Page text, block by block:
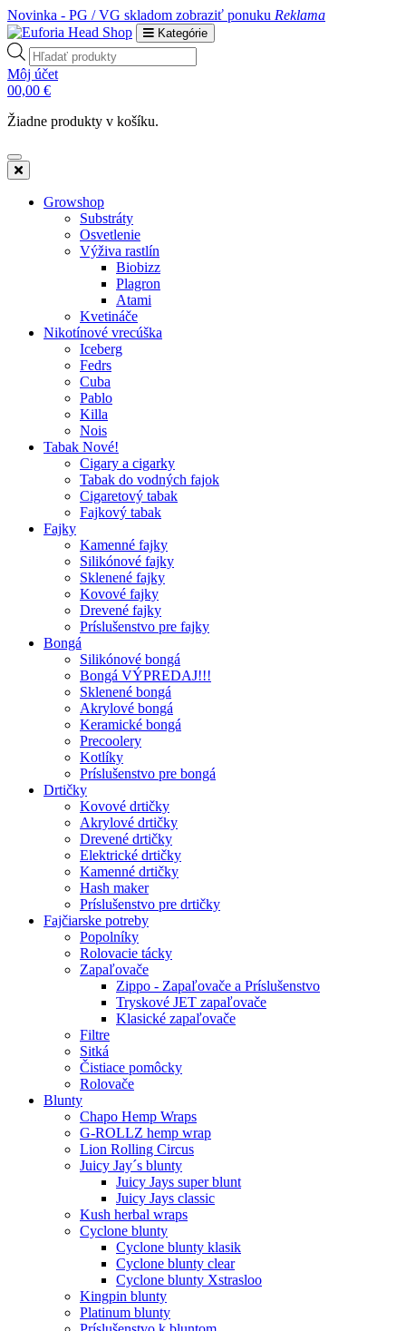
Novinka - PG / VG skladom zobraziť ponuku Reklama
Kategórie
Products
search
Môj účet
00,00 €
Žiadne produkty v košíku.
Growshop
Substráty
Osvetlenie
Výživa rastlín
Biobizz
Plagron
Atami
Kvetináče
Nikotínové vrecúška
Iceberg
Fedrs
Cuba
Pablo
Killa
Nois
Tabak Nové!
Cigary a cigarky
Tabak do vodných fajok
Cigaretový tabak
Fajkový tabak
Fajky
Kamenné fajky
Silikónové fajky
Sklenené fajky
Kovové fajky
Drevené fajky
Príslušenstvo pre fajky
Bongá
Silikónové bongá
Bongá VÝPREDAJ!!!
Sklenené bongá
Akrylové bongá
Keramické bongá
Precoolery
Kotlíky
Príslušenstvo pre bongá
Drtičky
Kovové drtičky
Akrylové drtičky
Drevené drtičky
Elektrické drtičky
Kamenné drtičky
Hash maker
Príslušenstvo pre drtičky
Fajčiarske potreby
Popolníky
Rolovacie tácky
Zapaľovače
Zippo - Zapaľovače a Príslušenstvo
Tryskové JET zapaľovače
Klasické zapaľovače
Filtre
Sitká
Čistiace pomôcky
Rolovače
Blunty
Chapo Hemp Wraps
G-ROLLZ hemp wrap
Lion Rolling Circus
Juicy Jay´s blunty
Juicy Jays super blunt
Juicy Jays classic
Kush herbal wraps
Cyclone blunty
Cyclone blunty klasik
Cyclone blunty clear
Cyclone blunty Xstrasloo
Kingpin blunty
Platinum blunty